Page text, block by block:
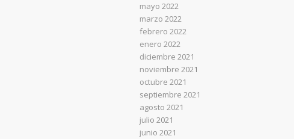
mayo 2022
marzo 2022
febrero 2022
enero 2022
diciembre 2021
noviembre 2021
octubre 2021
septiembre 2021
agosto 2021
julio 2021
junio 2021